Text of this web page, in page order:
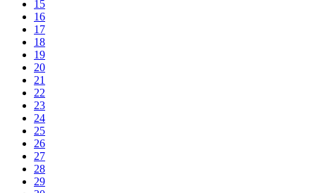
15
16
17
18
19
20
21
22
23
24
25
26
27
28
29